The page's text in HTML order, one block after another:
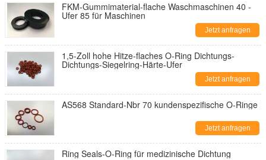
FKM-Gummimaterial-flache Waschmaschinen 40 -
Ufer 85 für Maschinen
Jetzt anfragen
1,5-Zoll hohe Hitze-flaches O-Ring Dichtungs-
Dichtungs-Siegelring-Härte-Ufer
Jetzt anfragen
AS568 Standard-Nbr 70 kundenspezifische O-Ringe
Jetzt anfragen
Ring Seals-O-Ring für medizinische Dichtung